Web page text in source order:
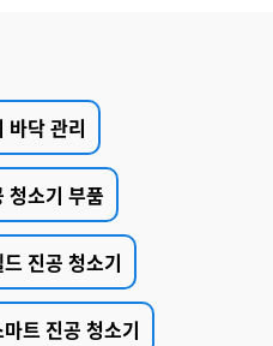
바닥 관리
청소기 부품
진공 청소기
트 진공 청소기